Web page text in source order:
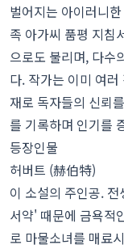
벌어지는 아이러니
족 아가씨 품평 지침
으로도 불리며, 다수
다. 작가는 이미 여
재로 독자들의 신뢰
를 기록하며 인기를
등장인물
허버트 (赫伯特)
이 소설의 주인공.
서약' 때문에 금욕적
로 마물소녀를 매료